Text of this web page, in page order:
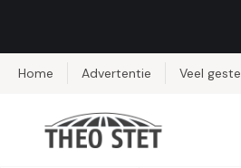
Home Advertentie Veel